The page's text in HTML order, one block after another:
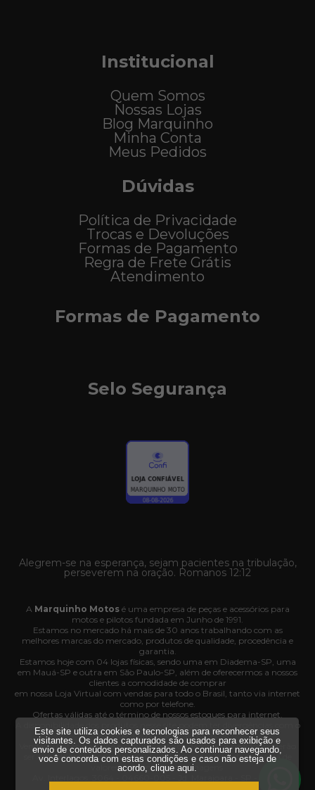
Institucional
Quem Somos
Nossas Lojas
Blog Marquinho
Minha Conta
Meus Pedidos
Dúvidas
Política de Privacidade
Trocas e Devoluções
Formas de Pagamento
Regra de Frete Grátis
Atendimento
Formas de Pagamento
Selo Segurança
Alegrem-se na esperança, sejam pacientes na tribulação,
perseverem na oração. Romanos 12:12
A Marquinho Motosé uma empresa de peças e acessórios para
motos e pilotos fundada em Junho de 1991.
Estamos no mercado há mais de 30 anos trabalhando com as
melhores marcas do mercado, produtos de qualidade, procedência e
garantia.
Estamos hoje com 04 lojas físicas, sendo uma em Diadema-SP, uma
em Mauá-SP e outra em São Paulo-SP, além de oferecermos a nossos
clientes a comodidade de comprar
em nossa Loja Virtual com vendas para todo o Brasil, tanto via internet
como por telefone.
Ofertas válidas até o término de nossos estoques para internet.
A disponibilidade dos produtos nesse site podem ter divergências com o
estoque das nossas lojas físicas.
Vendas sujeitas à análise e confirmação de dados e os pedidos poderão
ser cancelados automaticamente pela loja caso haja divergência de
valores, informações ou imagens.
Este site utiliza cookies e tecnologias para reconhecer seus
visitantes. Os dados capturados são usados para exibição e
envio de conteúdos personalizados. Ao continuar navegando,
você concorda com estas condições e caso não esteja de
acordo,clique aqui.